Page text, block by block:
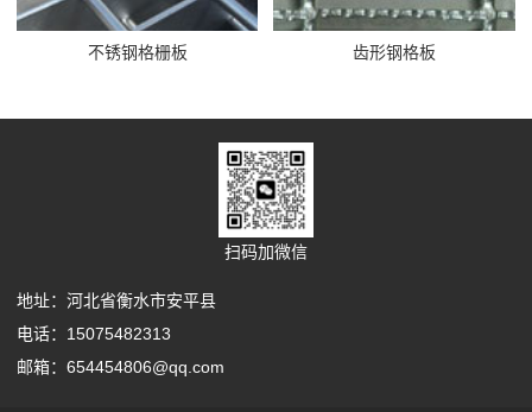
不锈钢格栅板 齿形钢格板
扫码加微信
地址：河北省衡水市安平县
电话：15075482313
邮箱：654454806@qq.com